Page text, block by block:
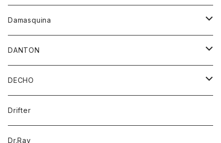
バンダナ
トレーナー
パーカー
Tシャツ
パーカー
ワンピース
ブラウス
キャップ
Damasquina
ウォレット
カードケース
バッグ
DANTON
アウター
コート
ジャケット
アクセサリー
バッグ
キッズ
DECHO
帽子
Drifter
Dr.Ray